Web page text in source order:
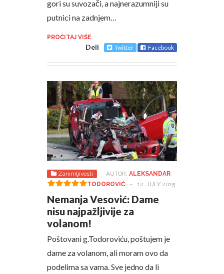
gori su suvozači, a najnerazumniji su
putnici na zadnjem…
PROČITAJ VIŠE
Deli Twitter Facebook
Zanimljivosti AUTOR: ALEKSANDAR
TODOROVIĆ
- 12. JULY 2015.
Nemanja Vesović: Dame
nisu najpažljivije za
volanom!
Poštovani g.Todoroviću, poštujem je
dame za volanom, ali moram ovo da
podelima sa vama. Sve jedno da li